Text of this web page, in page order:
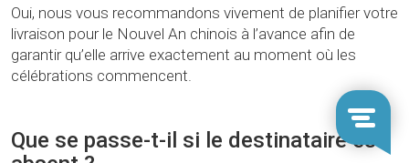
Oui, nous vous recommandons vivement de planifier votre
livraison pour le Nouvel An chinois à l’avance afin de
garantir qu’elle arrive exactement au moment où les
célébrations commencent.
Que se passe-t-il si le destinataire est